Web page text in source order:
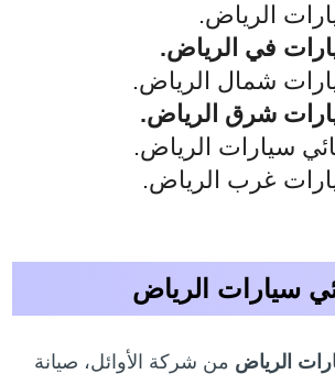
الرياض.
في الرياض.
شمال الرياض.
شرق الرياض.
سيارات الرياض.
غرب الرياض.
سيارات الرياض
الرياض من شركة الأوائل، صيانة